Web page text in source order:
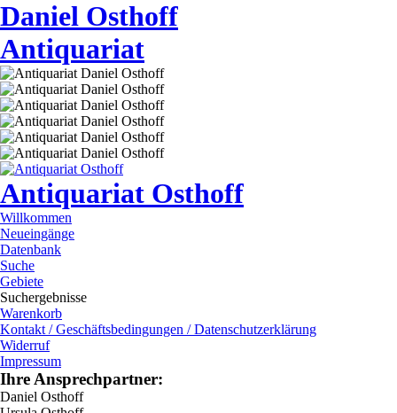
Daniel Osthoff
Antiquariat
Antiquariat Osthoff
Willkommen
Neueingänge
Datenbank
Suche
Gebiete
Suchergebnisse
Warenkorb
Kontakt / Geschäftsbedingungen / Datenschutzerklärung
Widerruf
Impressum
Ihre Ansprechpartner:
Daniel Osthoff